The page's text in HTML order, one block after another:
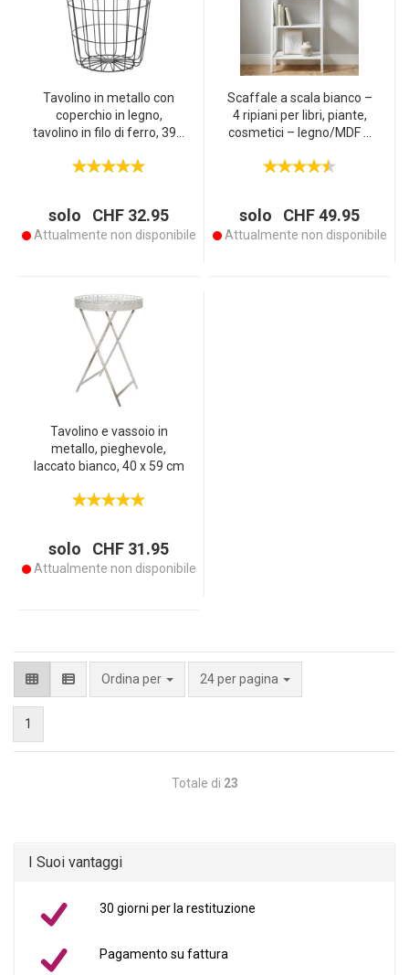
Tavolino in metallo con
coperchio in legno,
tavolino in filo di ferro, 39 x
solo CHF 32.95
Attualmente non disponibile
Scaffale a scala bianco –
4 ripiani per libri, piante,
cosmetici – legno/MDF –
x 31,5 cm – salvaspazio,
solo CHF 49.95
Attualmente non disponibile
Tavolino e vassoio in
metallo, pieghevole,
laccato bianco, 40 x 59 cm
solo CHF 31.95
Attualmente non disponibile
Ordina per 24 per pagina
1
Totale di 23
I Suoi vantaggi
30 giorni per la restituzione
Pagamento su fattura